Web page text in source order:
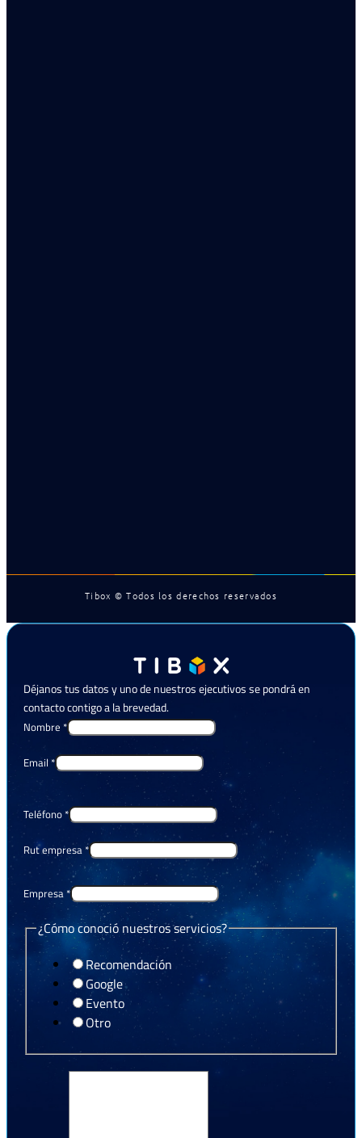
Tibox © Todos los derechos reservados
Déjanos tus datos y uno de nuestros ejecutivos se pondrá en
contacto contigo a la brevedad.
Nombre *
Email *
Teléfono *
Rut empresa *
Empresa *
¿Cómo conoció nuestros servicios?
Recomendación
Google
Evento
Otro